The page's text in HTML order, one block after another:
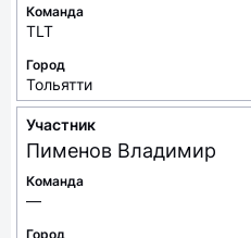
Команда
TLT
Город
Тольятти
Участник
Пименов Владимир
Команда
—
Город